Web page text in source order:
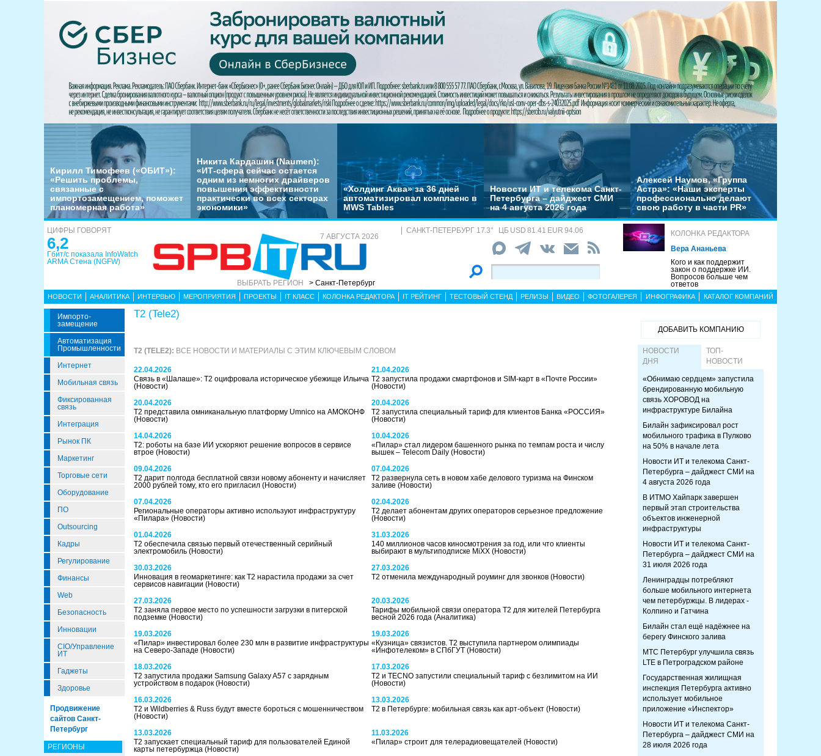
Кирилл Тимофеев («ОБИТ»):
«Решить проблемы,
связанные с
импортозамещением, поможет
планомерная работа»
Никита Кардашин (Naumen):
«ИТ-сфера сейчас остается
одним из немногих драйверов
повышения эффективности
практически во всех секторах
экономики»
«Холдинг Аква» за 36 дней
автоматизировал комплаенс в
MWS Tables
Новости ИТ и телекома Санкт-
Петербурга – дайджест СМИ
на 4 августа 2026 года
Алексей Наумов, «Группа
Астра»: «Наши эксперты
профессионально делают
свою работу в части PR»
ЦИФРЫ ГОВОРЯТ
6,2
Гбит/с показала InfoWatch
ARMA Стена (NGFW)
7 АВГУСТА 2026
ВЫБРАТЬ РЕГИОН > Санкт-Петербург
САНКТ-ПЕТЕРБУРГ 17.3° ЦБ USD 81.41 EUR 94.06
КОЛОНКА РЕДАКТОРА
Вера Ананьева
Кого и как поддержит
закон о поддержке ИИ.
Вопросов больше чем
ответов
НОВОСТИ АНАЛИТИКА ИНТЕРВЬЮ МЕРОПРИЯТИЯ ПРОЕКТЫ IT КЛАСС КОЛОНКА РЕДАКТОРА IT РЕЙТИНГ ТЕСТОВЫЙ СТЕНД РЕЛИЗЫ ВИДЕО ФОТОГАЛЕРЕЯ ИНФОГРАФИКА КАТАЛОГ КОМПАНИЙ
Импорто­
Замещение
Автоматизация
Промышленности
Интернет
Мобильная связь
Фиксированная
связь
Интеграция
Рынок ПК
Маркетинг
Торговые сети
Оборудование
ПО
Outsourcing
Кадры
Регулирование
Финансы
Web
Безопасность
Инновации
CIO/Управление
ИТ
Гаджеты
Здоровье
Продвижение
сайтов Санкт-
Петербург
РЕГИОНЫ
T2 (Tele2)
T2 (TELE2): ВСЕ НОВОСТИ И МАТЕРИАЛЫ С ЭТИМ КЛЮЧЕВЫМ СЛОВОМ
22.04.2026
Связь в «Шалаше»: Т2 оцифровала историческое убежище Ильича
(Новости)
21.04.2026
Т2 запустила продажи смартфонов и SIM-карт в «Почте России»
(Новости)
20.04.2026
T2 представила омниканальную платформу Umnico на АМОКОНФ
(Новости)
20.04.2026
Т2 запустила специальный тариф для клиентов Банка «РОССИЯ»
(Новости)
14.04.2026
Т2: роботы на базе ИИ ускоряют решение вопросов в сервисе
втрое (Новости)
10.04.2026
«Пилар» стал лидером башенного рынка по темпам роста и числу
вышек – Telecom Daily (Новости)
09.04.2026
Т2 дарит полгода бесплатной связи новому абоненту и начисляет
2000 рублей тому, кто его пригласил (Новости)
07.04.2026
T2 развернула сеть в новом хабе делового туризма на Финском
заливе (Новости)
07.04.2026
Региональные операторы активно используют инфраструктуру
«Пилара» (Новости)
02.04.2026
Т2 делает абонентам других операторов серьезное предложение
(Новости)
01.04.2026
Т2 обеспечила связью первый отечественный серийный
электромобиль (Новости)
31.03.2026
140 миллионов часов киносмотрения за год, или что клиенты
выбирают в мультиподписке MiXX (Новости)
30.03.2026
Инновация в геомаркетинге: как Т2 нарастила продажи за счет
сервисов навигации (Новости)
27.03.2026
T2 отменила международный роуминг для звонков (Новости)
27.03.2026
Т2 заняла первое место по успешности загрузки в питерской
подземке (Новости)
20.03.2026
Тарифы мобильной связи оператора Т2 для жителей Петербурга
весной 2026 года (Аналитика)
19.03.2026
«Пилар» инвестировал более 230 млн в развитие инфраструктуры
на Северо-Западе (Новости)
19.03.2026
«Кузница» связистов. Т2 выступила партнером олимпиады
«Инфотелеком» в СПбГУТ (Новости)
18.03.2026
Т2 запустила продажи Samsung Galaxy A57 с зарядным
устройством в подарок (Новости)
17.03.2026
T2 и TECNO запустили специальный тариф с безлимитом на ИИ
(Новости)
16.03.2026
T2 и Wildberries & Russ будут вместе бороться с мошенничеством
(Новости)
13.03.2026
Т2 в Петербурге: мобильная связь как арт-объект (Новости)
13.03.2026
Т2 запускает специальный тариф для пользователей Единой
карты петербуржца (Новости)
11.03.2026
«Пилар» строит для телерадиовещателей (Новости)
ДОБАВИТЬ КОМПАНИЮ
НОВОСТИ
ДНЯ
ТОП-
НОВОСТИ
«Обнимаю сердцем» запустила
брендированную мобильную
связь ХОРОВОД на
инфраструктуре Билайна
Билайн зафиксировал рост
мобильного трафика в Пулково
на 50% в начале лета
Новости ИТ и телекома Санкт-
Петербурга – дайджест СМИ на
4 августа 2026 года
В ИТМО Хайпарк завершен
первый этап строительства
объектов инженерной
инфраструктуры
Новости ИТ и телекома Санкт-
Петербурга – дайджест СМИ на
31 июля 2026 года
Ленинградцы потребляют
больше мобильного интернета
чем петербуржцы. В лидерах -
Колпино и Гатчина
Билайн стал ещё надёжнее на
берегу Финского залива
МТС Петербург улучшила связь
LTE в Петроградском районе
Государственная жилищная
инспекция Петербурга активно
использует мобильное
приложение «Инспектор»
Новости ИТ и телекома Санкт-
Петербурга – дайджест СМИ на
28 июля 2026 года